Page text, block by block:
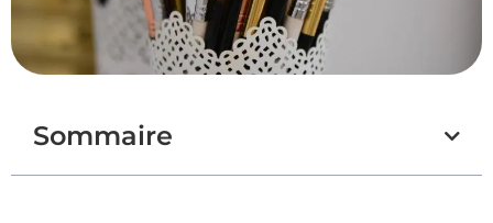
Sommaire